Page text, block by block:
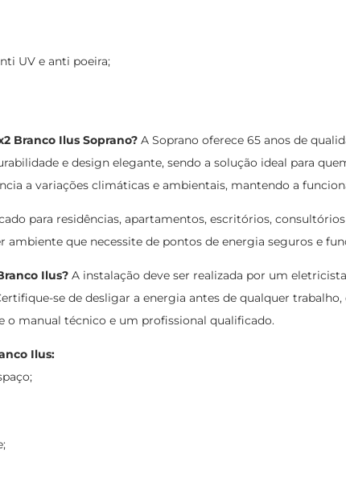
UV e anti poeira;
Branco Ilus Soprano? A Soprano oferece 65 anos de
e design elegante, sendo a solução ideal para
a variações climáticas e ambientais, mantendo a
para residências, apartamentos, escritórios,
ambiente que necessite de pontos de energia seguros e
Ilus? A instalação deve ser realizada por um
se de desligar a energia antes de qualquer
o manual técnico e um profissional qualificado.
Ilus: